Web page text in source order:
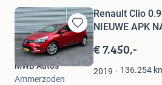
Bewaren
in
Mijn
Favorieten
Renault Clio
NIEUWE APK
€ 7.450,-
2019 136.254
MWB Auto's
Ammerzoden